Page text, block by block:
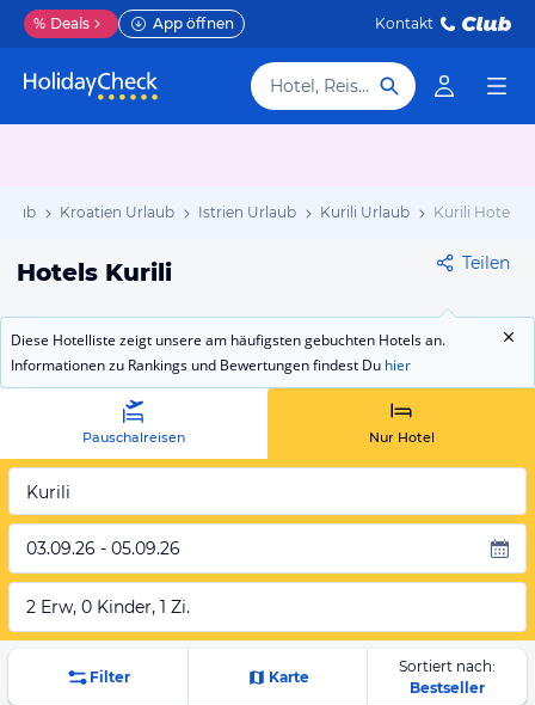
% Deals App öffnen Kontakt
Hotel, Reiseziel
Kroatien Urlaub Istrien Urlaub Kurili Urlaub Kurili Hotels
Hotels Kurili Teilen
Diese Hotelliste zeigt unsere am häufigsten gebuchten Hotels an.
Informationen zu Rankings und Bewertungen findest Du hier
Pauschalreisen Nur Hotel
Kurili
03.09.26 - 05.09.26
2 Erw, 0 Kinder, 1 Zi.
Filter Karte
Sortiert nach:
Bestseller